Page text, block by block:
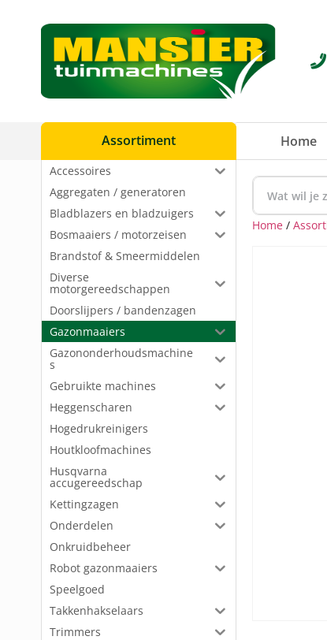
Assortiment Home
Accessoires
Aggregaten / generatoren
Bladblazers en bladzuigers
Bosmaaiers / motorzeisen
Brandstof & Smeermiddelen
Diverse
motorgereedschappen
Doorslijpers / bandenzagen
Gazonmaaiers
Gazononderhoudsmachine
s
Gebruikte machines
Heggenscharen
Hogedrukreinigers
Houtkloofmachines
Husqvarna
accugereedschap
Kettingzagen
Onderdelen
Onkruidbeheer
Robot gazonmaaiers
Speelgoed
Takkenhakselaars
Trimmers
Home /